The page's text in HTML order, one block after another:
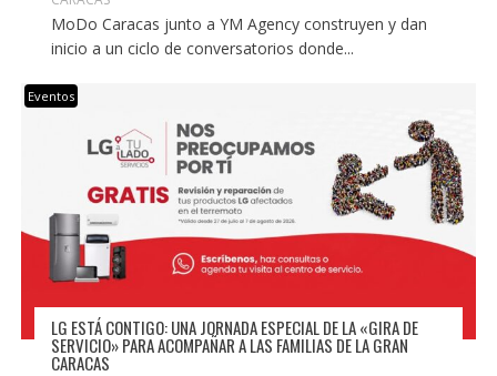
MoDo Caracas junto a YM Agency construyen y dan
inicio a un ciclo de conversatorios donde...
Eventos
LG ESTÁ CONTIGO: UNA JORNADA ESPECIAL DE LA «GIRA DE
SERVICIO» PARA ACOMPAÑAR A LAS FAMILIAS DE LA GRAN
CARACAS